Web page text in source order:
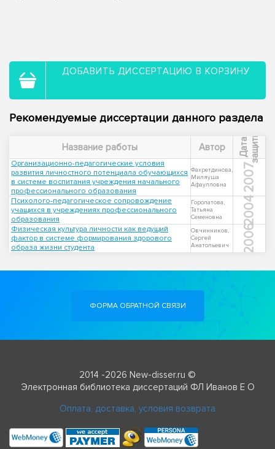
ДОБАВИТЬ ДИССЕРТАЦИЮ В КОРЗИНУ
Рекомендуемые диссертации данного раздела
Название работы Автор Д
а
т
а
з
а
щ
и
т ы
Организационно-педагогические условия
развития личностного потенциала обучающихся
в системе воспитания учреждения начального
профессионального образования
Фахретдинова,
Миляуша
Афаулловна
2007
Психолого-педагогическое сопровождение
учащихся в учреждениях профессионального
образования
Горолатова,
Татьяна
Семеновна
2004
Физическая культура личности как ведущий
фактор в системе формирования здорового
образа жизни студента
Овчинников,
Сергей
Анатольевич
2006
ФОРМА ОБРАТНОЙ СВЯЗИ
2014 -2026 New-disser.ru ©
Электронная библиотека диссертаций ФЛ Иванов Е О
Оплата, доставка, условия возврата